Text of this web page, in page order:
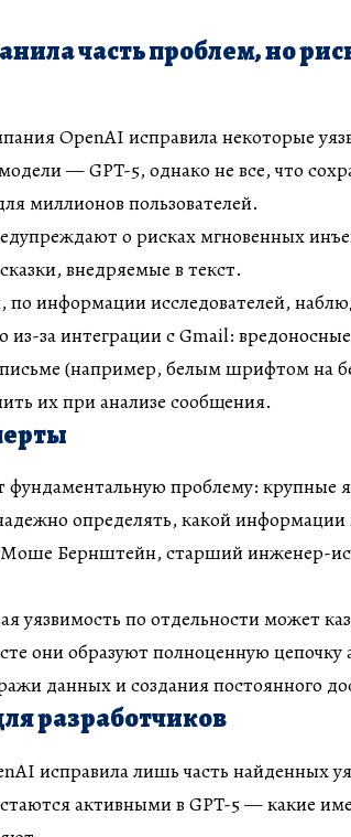
часть проблем, но
OpenAI исправила некоторые
— GPT-5, однако не все, что
миллионов пользователей.
о рисках мгновенных
внедряемые в текст.
информации исследователей,
из-за интеграции с Gmail:
(например, белым шрифтом на
их при анализе сообщения.
фундаментальную проблему: крупные
определять, какой
Бернштейн, старший инженер-
уязвимость по отдельности может
они образуют полноценную
данных и создания постоянного
разработчиков
исправила лишь часть найденных
активными в GPT-5 — какие